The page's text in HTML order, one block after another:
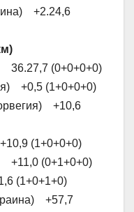
+2.24,6
36.27,7 (0+0+0+0)
+0,5 (1+0+0+0)
+10,6
(1+0+0+0)
(0+1+0+0)
(1+0+1+0)
+57,7